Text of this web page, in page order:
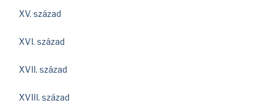
XV. század
XVI. század
XVII. század
XVIII. század